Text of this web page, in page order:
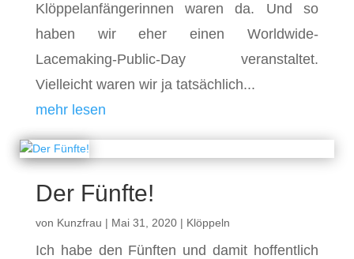
Klöppelanfängerinnen waren da. Und so
haben wir eher einen Worldwide-
Lacemaking-Public-Day veranstaltet.
Vielleicht waren wir ja tatsächlich...
mehr lesen
Der Fünfte!
von Kunzfrau | Mai 31, 2020| Klöppeln
Ich habe den Fünften und damit hoffentlich